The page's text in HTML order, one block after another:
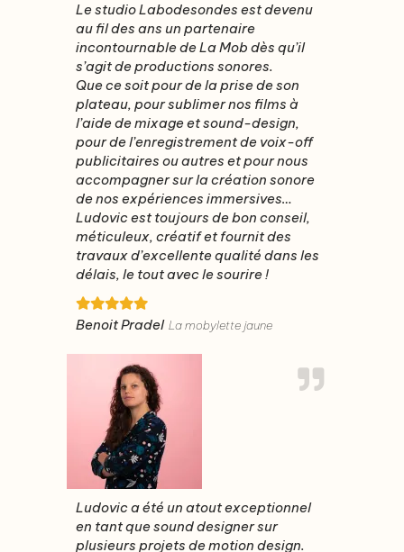
Le studio Labodesondes est devenu
au fil des ans un partenaire
incontournable de La Mob dès qu’il
s’agit de productions sonores.
Que ce soit pour de la prise de son
plateau, pour sublimer nos films à
l’aide de mixage et sound-design,
pour de l’enregistrement de voix-off
publicitaires ou autres et pour nous
accompagner sur la création sonore
de nos expériences immersives…
Ludovic est toujours de bon conseil,
méticuleux, créatif et fournit des
travaux d’excellente qualité dans les
délais, le tout avec le sourire !
Benoit Pradel La mobylette jaune
Ludovic a été un atout exceptionnel
en tant que sound designer sur
plusieurs projets de motion design.